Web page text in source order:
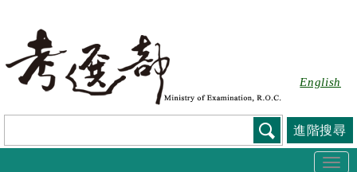
要
容
English
進階搜尋